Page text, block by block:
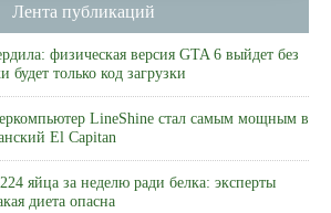
Лента публикаций
физическая версия GTA 6 выйдет без
будет только код загрузки
LineShine стал самым мощным в
El Capitan
яйца за неделю ради белка: эксперты
диета опасна